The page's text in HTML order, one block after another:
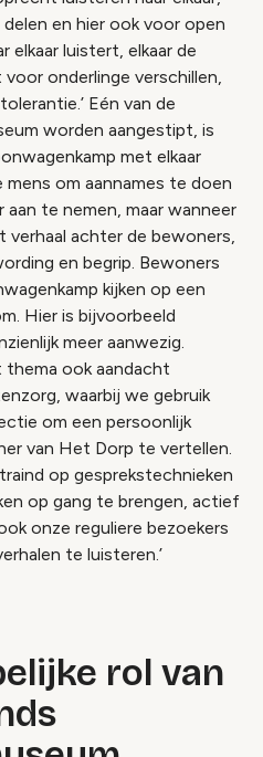
en hier ook voor open
elkaar luistert, elkaar de
onderlinge verschillen,
Eén van de
worden aangestipt, is
met elkaar
mens om aannames te doen
te nemen, maar wanneer
achter de bewoners,
en begrip. Bewoners
kijken op een
Hier is bijvoorbeeld
meer aanwezig.
thema ook aandacht
waarbij we gebruik
om een persoonlijk
van Het Dorp te vertellen.
op gesprekstechnieken
op gang te brengen, actief
onze reguliere bezoekers
te luisteren.’
rol van